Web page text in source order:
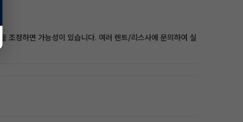
조정하면 가능성이 있습니다. 여러 렌트/리스사에 문의하여 실